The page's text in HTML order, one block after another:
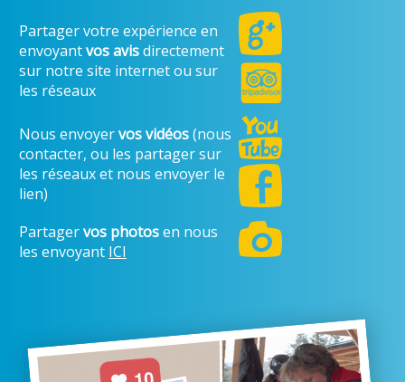
Partager votre expérience en
envoyantvos avisdirectement
sur notre site internet ou sur
les réseaux
Nous envoyervos vidéos(nous
contacter, ou les partager sur
les réseaux et nous envoyer le
lien)
Partagervos photosen nous
les envoyant ICI